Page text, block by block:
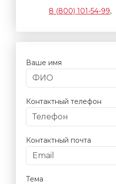
8 (800) 101-54-99,
Ваше имя
Контактный телефон
Контактный почта
Тема